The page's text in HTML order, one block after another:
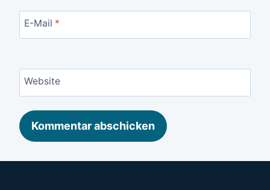
E-Mail *
Website